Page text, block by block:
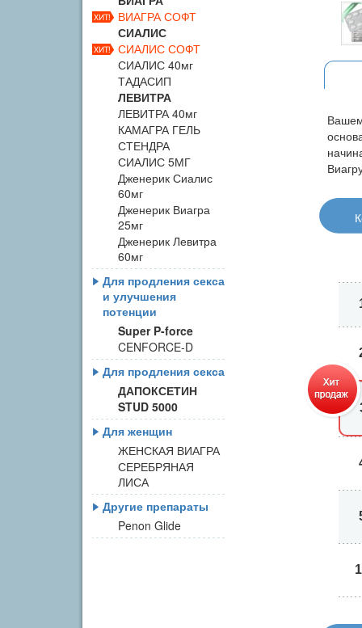
ВИАГРА СОФТ
СИАЛИС
СИАЛИС СОФТ
СИАЛИС 40мг
ТАДАСИП
ЛЕВИТРА
ЛЕВИТРА 40мг
КАМАГРА ГЕЛЬ
СТЕНДРА
СИАЛИС 5МГ
Дженерик Сиалис
60мг
Дженерик Виагра
25мг
Дженерик Левитра
60мг
Для продления секса
и улучшения
потенции
Super P-force
CENFORCE-D
Для продления секса
ДАПОКСЕТИН
STUD 5000
Для женщин
ЖЕНСКАЯ ВИАГРА
СЕРЕБРЯНАЯ
ЛИСА
Другие препараты
Penon Glide